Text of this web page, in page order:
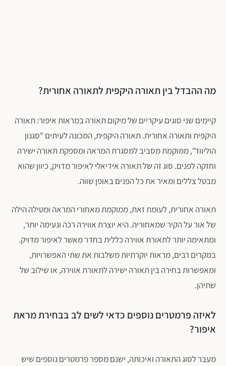
מה ההבדל בין תאורה היקפית לתאורה אחורית?
קיימים שני סוגים עיקריים של מיקום תאורה במראות איפור: תאורה
היקפית ותאורה אחורית. תאורה היקפית, המכונה לעיתים "סגנון
הוליווד", ממוקמת מסביב למסגרת המראה ומספקת תאורה ישירה
וחזקה לפנים. סוג זה של תאורה אידיאלי לאיפור מדויק, כיוון שהוא
מבטל צללים ומאיר את כל הפנים באופן שווה.
תאורה אחורית, לעומת זאת, ממוקמת מאחורי המראה ומטילה הילה
של אור על הקיר שמאחוריה. היא יוצרת אווירה רכה ונעימה יותר,
ומתאימה יותר לתאורת אווירה כללית בחדר מאשר לאיפור מדויק.
במקרים רבים, מראות יוקרתיות משלבות את שתי האפשרויות,
ומאפשרות בחירה בין תאורה ישירה לתאורת אווירה, או שילוב של
שתיהן.
לאיזה פרמטרים נוספים כדאי לשים לב בבחירת מראת
איפור?
מעבר לסוג התאורה ואיכותה, ישנם מספר פרמטרים נוספים שיש